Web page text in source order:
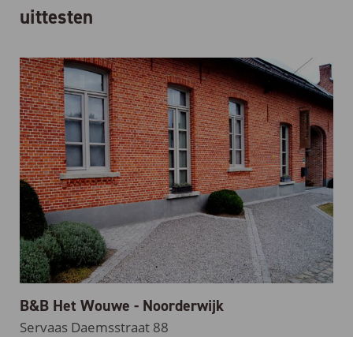
uittesten
B&B Het Wouwe - Noorderwijk
Servaas Daemsstraat 88